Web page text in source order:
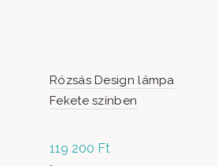
Rózsás Design lámpa
Fekete színben
119 200 Ft